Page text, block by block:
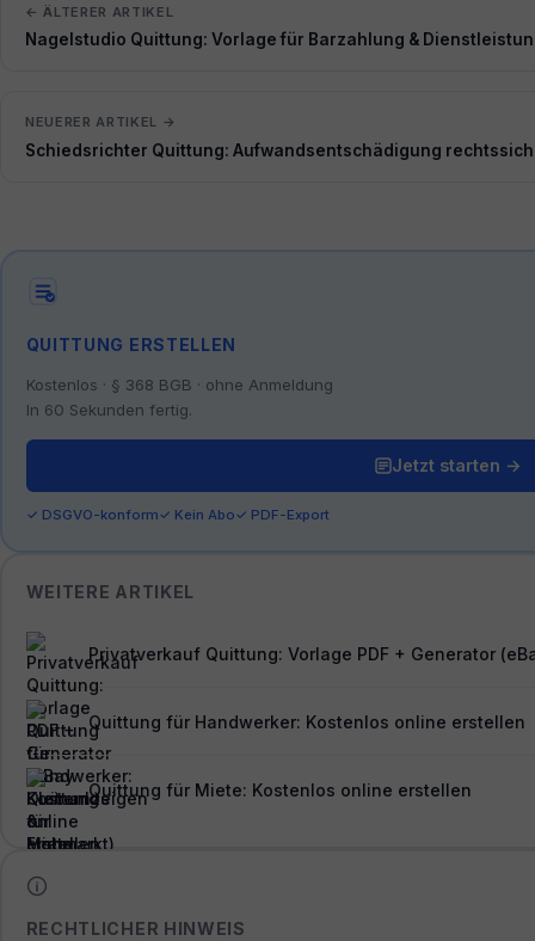
← ÄLTERER ARTIKEL
Nagelstudio Quittung: Vorlage für Barzahlung &
NEUERER ARTIKEL →
Schiedsrichter Quittung: Aufwandsentschädigung
QUITTUNG ERSTELLEN
Kostenlos · § 368 BGB · ohne Anmeldung
In 60 Sekunden fertig.
Jetzt starten →
✓ DSGVO-konform✓ Kein Abo✓ PDF-Export
WEITERE ARTIKEL
Privatverkauf Quittung: Vorlage PDF + Generator
Quittung für Handwerker: Kostenlos online erstellen
Quittung für Miete: Kostenlos online erstellen
RECHTLICHER HINWEIS